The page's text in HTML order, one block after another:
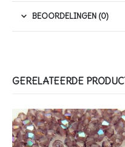
BEOORDELINGEN (0)
GERELATEERDE